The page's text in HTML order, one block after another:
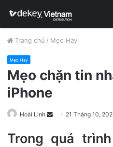
Trang chủ / Mẹo Hay
Mẹo Hay
Mẹo chặn tin
iPhone
Hoài Linh
n
21 Tháng 10,
Trong quá